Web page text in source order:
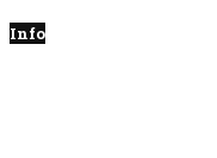
Info